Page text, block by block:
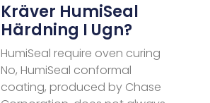
Kräver HumiSeal
Härdning I Ugn?
HumiSeal require oven curing
No, HumiSeal conformal
coating, produced by Chase